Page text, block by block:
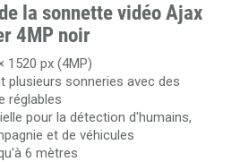
la sonnette vidéo Ajax
4MP noir
1520 px (4MP)
plusieurs sonneries avec des
réglables
pour la détection d'humains,
et de véhicules
6 mètres